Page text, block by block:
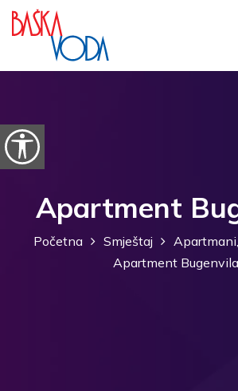
Preskoči na sadržaj
Prikaži postavke pristupačnosti
Apartment
Početna Smještaj
Apartment Bugenvila